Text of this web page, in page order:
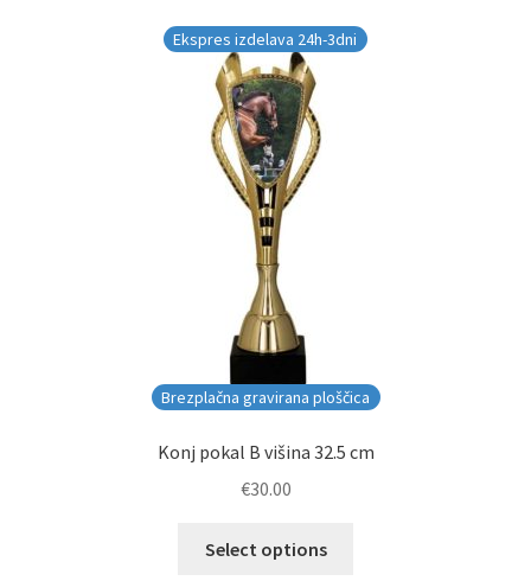
Brezplačna gravirana ploščica
Ekspres izdelava 24h-3dni
Konj pokal B višina 32.5 cm
€30.00
Select options